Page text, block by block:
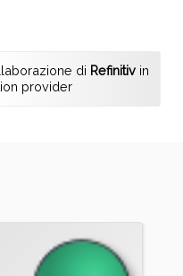
di Refinitiv in
provider